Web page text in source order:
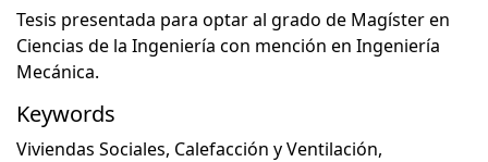
Tesis presentada para optar al grado de Magíster en
Ciencias de la Ingeniería con mención en Ingeniería
Mecánica.
Keywords
Viviendas Sociales, Calefacción y Ventilación,